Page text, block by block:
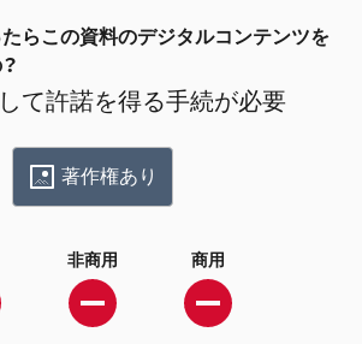
らこの資料のデジタルコンテンツを
て許諾を得る手続が必要
著作権あり
非商用 商用